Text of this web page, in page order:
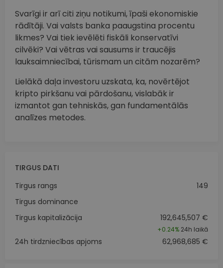
Svarīgi ir arī citi ziņu notikumi, īpaši ekonomiskie
rādītāji. Vai valsts banka paaugstina procentu
likmes? Vai tiek ievēlēti fiskāli konservatīvi
cilvēki? Vai vētras vai sausums ir traucējis
lauksaimniecībai, tūrismam un citām nozarēm?
Lielākā daļa investoru uzskata, ka, novērtējot
kripto pirkšanu vai pārdošanu, vislabāk ir
izmantot gan tehniskās, gan fundamentālās
analīzes metodes.
TIRGUS DATI
Tirgus rangs
149
Tirgus dominance
Tirgus kapitalizācija
192,645,507 €
+0.24% 24h laikā
24h tirdzniecības apjoms 62,968,685 €